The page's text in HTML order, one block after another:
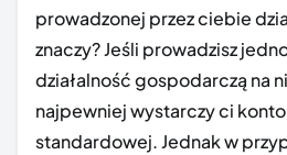
prowadzonej przez ciebie
znaczy? Jeśli prowadzisz
działalność gospodarczą na
najpewniej wystarczy ci
standardowej. Jednak w